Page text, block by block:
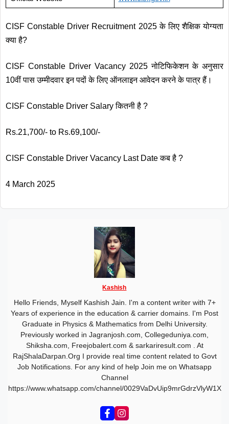
CISF Constable Driver Recruitment 2025 के लिए शैक्षिक योग्यता
क्या है?
CISF Constable Driver Vacancy 2025 नोटिफिकेशन के अनुसार
10वीं पास उम्मीदवार इन पदों के लिए ऑनलाइन आवेदन करने के पात्र हैं।
CISF Constable Driver Salary कितनी है ?
Rs.21,700/- to Rs.69,100/-
CISF Constable Driver Vacancy Last Date कब है ?
4 March 2025
Kashish
Hello Friends, Myself Kashish Jain. I'm a content writer with 7+
Years of experience in the education & carrier domains. I'm Post
Graduate in Physics & Mathematics from Delhi University.
Previously worked in Jagranjosh.com, Collegeduniya.com,
Shiksha.com, Freejobalert.com & sarkariresult.com . At
RajShalaDarpan.Org I provide real time content related to Govt
Job Notifications. For any kind of help Join me on Whatsapp
Channel
https://www.whatsapp.com/channel/0029VaDvUip9mrGdrzVlyW1X